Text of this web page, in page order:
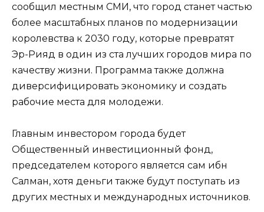
сообщил местным СМИ, что город станет частью
более масштабных планов по модернизации
королевства к 2030 году, которые превратят
Эр-Рияд в один из ста лучших городов мира по
качеству жизни. Программа также должна
диверсифицировать экономику и создать
рабочие места для молодежи.
Главным инвестором города будет
Общественный инвестиционный фонд,
председателем которого является сам ибн
Салман, хотя деньги также будут поступать из
других местных и международных источников.